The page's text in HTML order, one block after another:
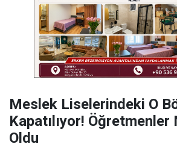
Meslek Liselerindeki O
Kapatılıyor! Öğretmenler
Oldu